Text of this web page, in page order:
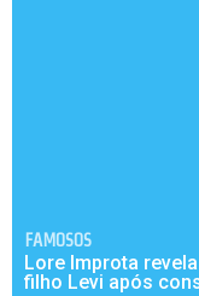
FAMOSOS
Lore Improta
filho Levi após